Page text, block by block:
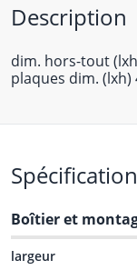
Description
dim. hors-tout
plaques dim. (lxh)
Boîtier et
largeur